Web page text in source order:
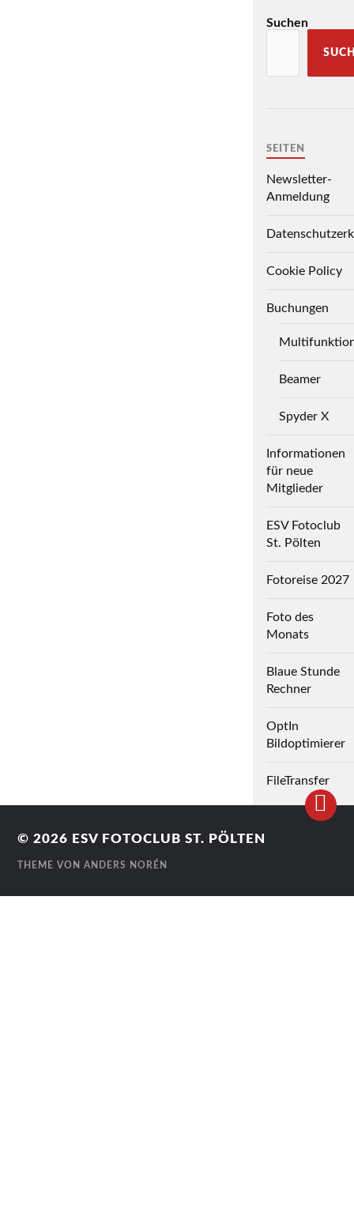
Suchen
SEITEN
Newsletter-
Anmeldung
Cookie Policy
Buchungen
Beamer
Spyder X
Informationen
für neue
Mitglieder
ESV Fotoclub
St. Pölten
Fotoreise 2027
Foto des
Monats
Blaue Stunde
Rechner
OptIn
Bildoptimierer
FileTransfer
© 2026 ESV FOTOCLUB ST. PÖLTEN
THEME VONANDERS NORÉN